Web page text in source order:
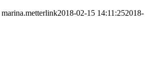
marina.metterlink2018-02-15 14:11:252018-